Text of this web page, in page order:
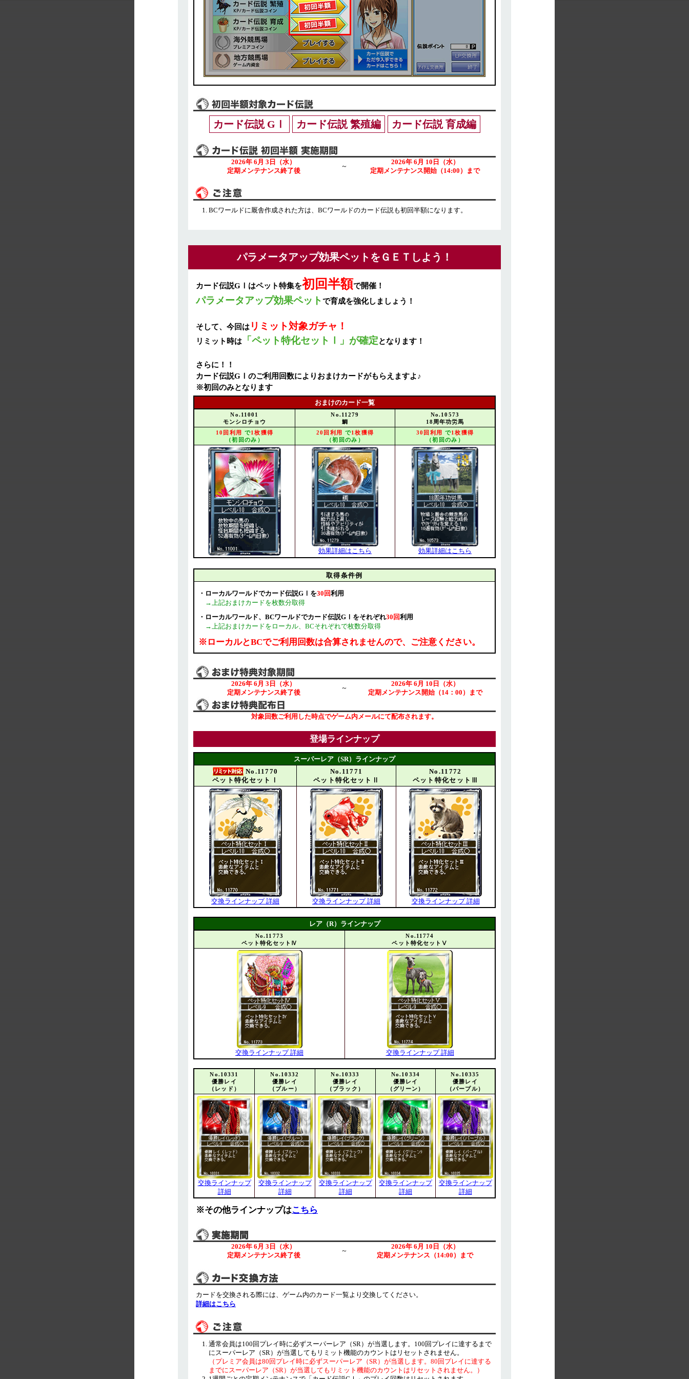
カード伝説 GⅠ カード伝説 繁殖編 カード伝説 育成編
2026年 6月 3日（水）
定期メンテナンス終了後
～
2026年 6月 10日（水）
定期メンテナンス開始（14:00）まで
BCワールドに厩舎作成された方は、BCワールドのカード伝説も初回半額になります。
パラメータアップ効果ペットをＧＥＴしよう！
カード伝説GⅠはペット特集を初回半額で開催！
パラメータアップ効果ペットで育成を強化しましょう！
そして、今回は リミット対象ガチャ！
リミット時は 「ペット特化セットⅠ」が確定となります！
さらに！！
カード伝説GⅠのご利用回数によりおまけカードがもらえますよ♪
※初回のみとなります
おまけのカード一覧
No.11001
モンシロチョウ
No.11279
鯛
No.10573
18周年功労馬
10回利用
で1枚獲得
（初回のみ）
20回利用 で1枚獲得
（初回のみ）
30回利用 で1枚獲得
（初回のみ）
効果詳細はこちら 効果詳細はこちら
取得条件例
・ローカルワールドでカード伝説GⅠを30回利用
→上記おまけカードを枚数分取得
・ローカルワールド、BCワールドでカード伝説GⅠをそれぞれ30回利用
→上記おまけカードをローカル、BCそれぞれで枚数分取得
※ローカルとBCでご利用回数は合算されませんので、ご注意ください。
2026年 6月 3日（水）
定期メンテナンス終了後
～
2026年 6月 10日（水）
定期メンテナンス開始（14：00）まで
対象回数ご利用した時点でゲーム内メールにて配布されます。
登場ラインナップ
スーパーレア（SR）ラインナップ
No.11770
ペット特化セットⅠ
No.11771
ペット特化セットⅡ
No.11772
ペット特化セットⅢ
交換ラインナップ 詳細 交換ラインナップ 詳細 交換ラインナップ 詳細
レア（R）ラインナップ
No.11773
ペット特化セットⅣ
No.11774
ペット特化セットⅤ
交換ラインナップ 詳細 交換ラインナップ 詳細
No.10331
優勝レイ
（レッド）
No.10332
優勝レイ
（ブルー）
No.10333
優勝レイ
（ブラック）
No.10334
優勝レイ
（グリーン）
No.10335
優勝レイ
（パープル）
交換ラインナップ
詳細
交換ラインナップ
詳細
交換ラインナップ
詳細
交換ラインナップ
詳細
交換ラインナップ
詳細
※その他ラインナップはこちら
2026年 6月 3日（水）
定期メンテナンス終了後
～
2026年 6月 10日（水）
定期メンテナンス（14:00）まで
カードを交換される際には、ゲーム内のカード一覧より交換してください。
詳細はこちら
通常会員は100回プレイ時に必ずスーパーレア（SR）が当選します。100回プレイに達するまで
にスーパーレア（SR）が当選してもリミット機能のカウントはリセットされません。
（プレミア会員は80回プレイ時に必ずスーパーレア（SR）が当選します。80回プレイに達する
までにスーパーレア（SR）が当選してもリミット機能のカウントはリセットされません。）